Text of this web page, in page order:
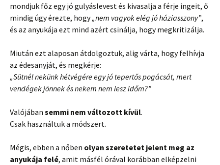
mondjuk főz egy jó gulyáslevest és kivasalja a férje ingeit, ő
mindig úgy érezte, hogy„nem vagyok elég jó háziasszony”,
és az anyukája ezt mind azért csinálja, hogy megkritizálja.
Miután ezt alaposan átdolgoztuk, alig várta, hogy felhívja
az édesanyját, és megkérje:
„Sütnél nekünk hétvégére egy jó tepertős pogácsát, mert
vendégek jönnek és nekem nem lesz időm?”
Valójában semmi nem változott kívül.
Csak használtuk a módszert.
Mégis, ebben a nőben olyan szeretetet jelent meg az
anyukája felé, amit másfél órával korábban elképzelni